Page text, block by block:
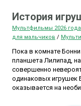
История
Мультфильмы 2026 года
для мальчиков /
Пока в комнате
планшета Лилипад,
совершенно
одинаковых игрушек
оказывается на